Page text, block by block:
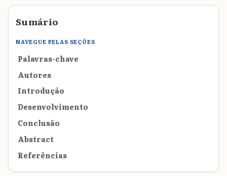
Sumário
NAVEGUE PELAS SEÇÕES
Palavras-chave
Autores
Introdução
Desenvolvimento
Conclusão
Abstract
Referências